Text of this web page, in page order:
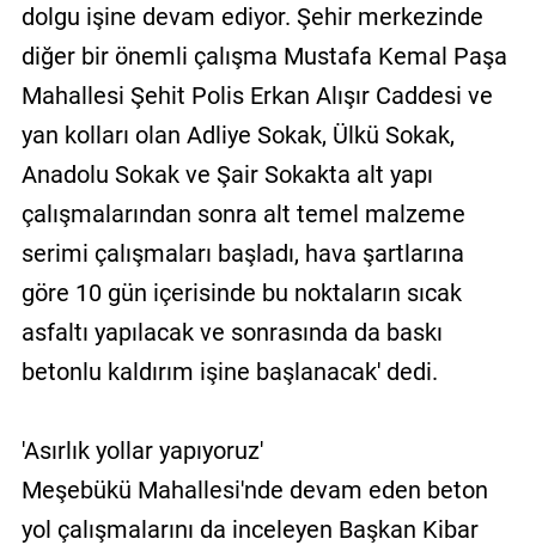
dolgu işine devam ediyor. Şehir merkezinde
diğer bir önemli çalışma Mustafa Kemal Paşa
Mahallesi Şehit Polis Erkan Alışır Caddesi ve
yan kolları olan Adliye Sokak, Ülkü Sokak,
Anadolu Sokak ve Şair Sokakta alt yapı
çalışmalarından sonra alt temel malzeme
serimi çalışmaları başladı, hava şartlarına
göre 10 gün içerisinde bu noktaların sıcak
asfaltı yapılacak ve sonrasında da baskı
betonlu kaldırım işine başlanacak' dedi.
'Asırlık yollar yapıyoruz'
Meşebükü Mahallesi'nde devam eden beton
yol çalışmalarını da inceleyen Başkan Kibar